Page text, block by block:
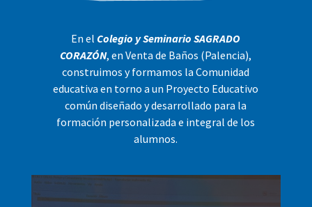
En el Colegio y Seminario SAGRADO
CORAZÓN, en Venta de Baños (Palencia),
construimos y formamos la Comunidad
educativa en torno a un Proyecto Educativo
común diseñado y desarrollado para la
formación personalizada e integral de los
alumnos.